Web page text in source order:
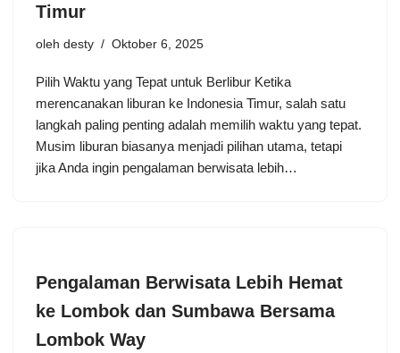
Timur
oleh desty Oktober 6, 2025
Pilih Waktu yang Tepat untuk Berlibur Ketika
merencanakan liburan ke Indonesia Timur, salah satu
langkah paling penting adalah memilih waktu yang tepat.
Musim liburan biasanya menjadi pilihan utama, tetapi
jika Anda ingin pengalaman berwisata lebih…
Pengalaman Berwisata Lebih Hemat
ke Lombok dan Sumbawa Bersama
Lombok Way